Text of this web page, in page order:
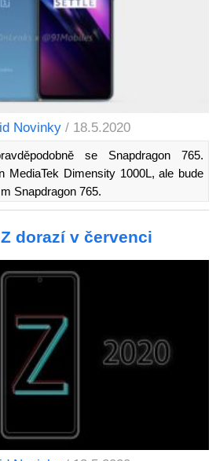
Novinky / 18.5.2020
se Snapdragon 765.
MediaTek Dimensity 1000L, ale bude
Snapdragon 765.
dorazí v červenci